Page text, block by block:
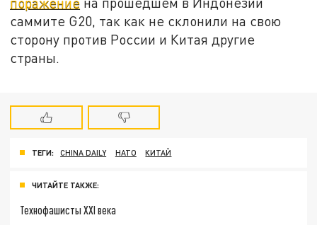
саммите G20, так как не склонили на свою
сторону против России и Китая другие
страны.
ТЕГИ: CHINA DAILY НАТО КИТАЙ
ЧИТАЙТЕ ТАКЖЕ:
Технофашисты XXI века